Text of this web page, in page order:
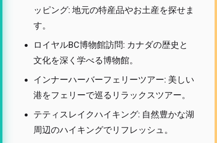
ッピング: 地元の特産品やお土産を探せま
す。
ロイヤルBC博物館訪問: カナダの歴史と
文化を深く学べる博物館。
インナーハーバーフェリーツアー: 美しい
港をフェリーで巡るリラックスツアー。
テティスレイクハイキング: 自然豊かな湖
周辺のハイキングでリフレッシュ。